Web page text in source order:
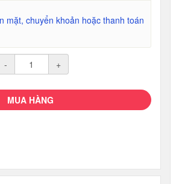
mặt, chuyển khoản hoặc thanh toán
- +
MUA HÀNG